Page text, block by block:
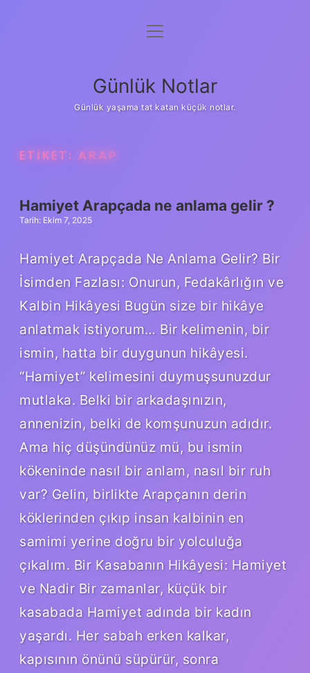
Anasayfa
Yasal Uyarı
menüyü
Günlük Notlar
Günlük yaşama tat katan küçük notlar.
ETIKET: ARAP
Hamiyet Arapçada ne anlama gelir ?
Tarih: Ekim 7, 2025
Hamiyet Arapçada Ne Anlama Gelir? Bir
İsimden Fazlası: Onurun, Fedakârlığın ve
Kalbin Hikâyesi Bugün size bir hikâye
anlatmak istiyorum… Bir kelimenin, bir
ismin, hatta bir duygunun hikâyesi.
“Hamiyet” kelimesini duymuşsunuzdur
mutlaka. Belki bir arkadaşınızın,
annenizin, belki de komşunuzun adıdır.
Ama hiç düşündünüz mü, bu ismin
kökeninde nasıl bir anlam, nasıl bir ruh
var? Gelin, birlikte Arapçanın derin
köklerinden çıkıp insan kalbinin en
samimi yerine doğru bir yolculuğa
çıkalım. Bir Kasabanın Hikâyesi: Hamiyet
ve Nadir Bir zamanlar, küçük bir
kasabada Hamiyet adında bir kadın
yaşardı. Her sabah erken kalkar,
kapısının önünü süpürür, sonra